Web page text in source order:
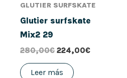
GLUTIER SURFSKATE
Glutier surfskate
Mix2 29
280,00€ 224,00€
Leer más